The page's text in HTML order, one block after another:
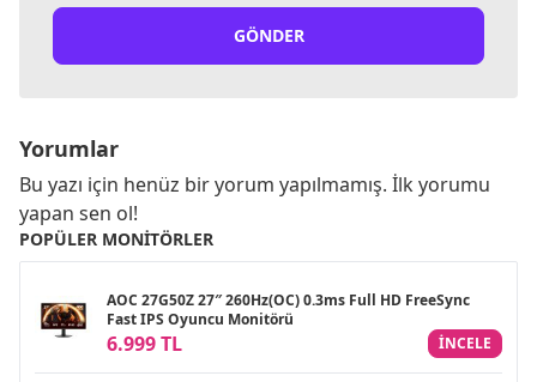
GÖNDER
Yorumlar
Bu yazı için henüz bir yorum yapılmamış. İlk yorumu
yapan sen ol!
POPÜLER MONITÖRLER
AOC 27G50Z 27″ 260Hz(OC) 0.3ms Full HD FreeSync
Fast IPS Oyuncu Monitörü
6.999 TL INCELE